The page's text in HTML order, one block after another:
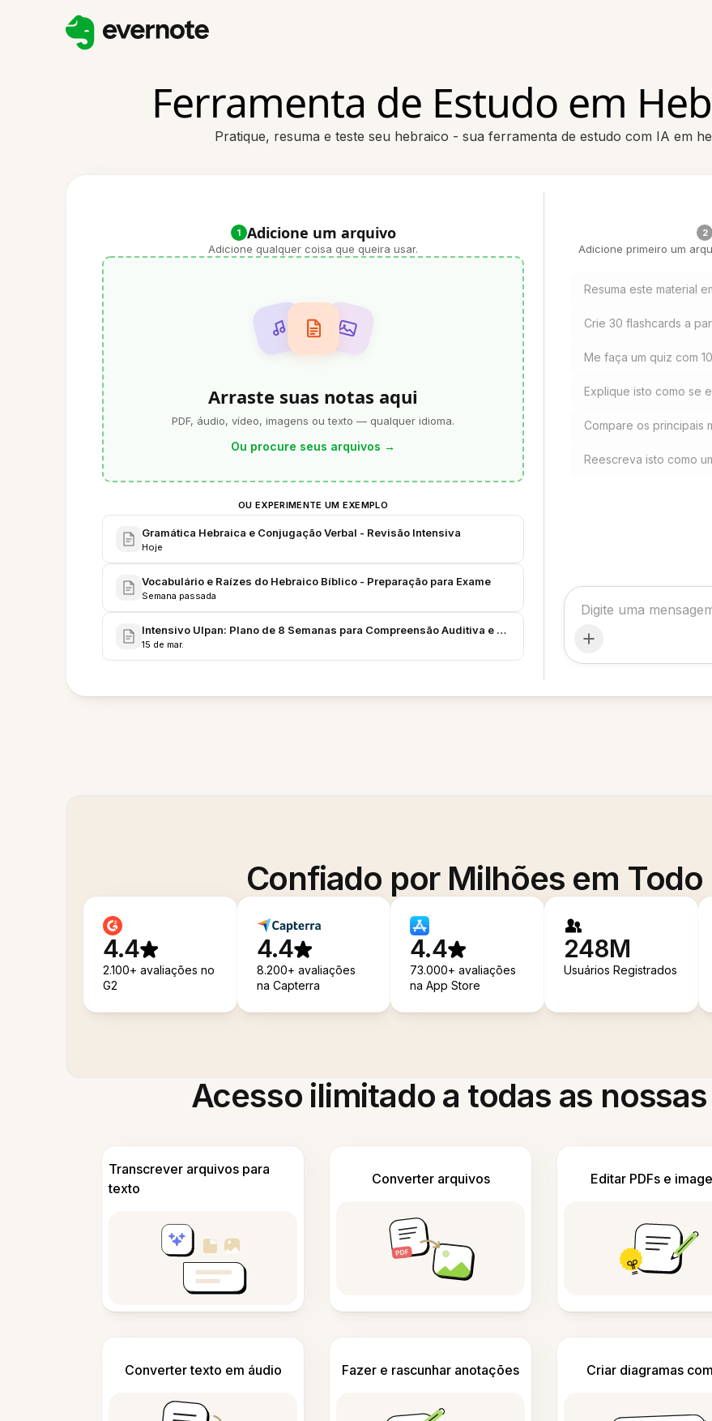
Ferramenta de Estudo em
Pratique, resuma e teste seu hebraico - sua ferramenta de estudo com IA em
1 Adicione um arquivo
Adicione qualquer coisa que queira usar.
Arraste suas notas aqui
PDF, áudio, vídeo, imagens ou texto — qualquer idioma.
Ou procure seus arquivos →
OU EXPERIMENTE UM EXEMPLO
Gramática Hebraica e Conjugação Verbal - Revisão Intensiva
Hoje
Vocabulário e Raízes do Hebraico Bíblico - Preparação para Exame
Semana passada
Intensivo Ulpan: Plano de 8 Semanas para Compreensão Auditiva e Expressão Oral
15 de mar.
2
Adicione primeiro um
Resuma este material
Crie 30 flashcards a
Me faça um quiz com
Explique isto como se
Compare os principais
Reescreva isto como
Confiado por Milhões em
4.4
2.100+ avaliações no
G2
4.4
8.200+ avaliações
na Capterra
4.4
73.000+ avaliações
na App Store
248M
Usuários Registrados
Acesso ilimitado a todas as
Transcrever arquivos para
texto
Converter arquivos Editar PDFs e
Converter texto em áudio Fazer e rascunhar anotações Criar diagramas